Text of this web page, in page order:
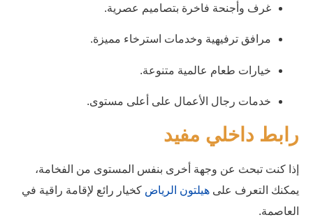
غرف وأجنحة فاخرة بتصاميم عصرية.
مرافق ترفيهية وخدمات استرخاء مميزة.
خيارات طعام عالمية متنوعة.
خدمات رجال الأعمال على أعلى مستوى.
رابط داخلي مفيد
إذا كنت تبحث عن وجهة أخرى بنفس المستوى من الفخامة،
يمكنك التعرف على هيلتون الرياض كخيار رائع لإقامة راقية في
العاصمة.